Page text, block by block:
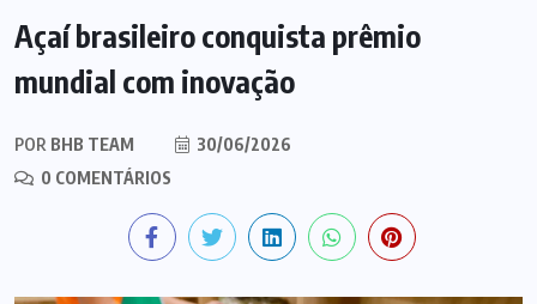
Açaí brasileiro conquista prêmio
mundial com inovação
POR BHB TEAM
30/06/2026
0 COMENTÁRIOS